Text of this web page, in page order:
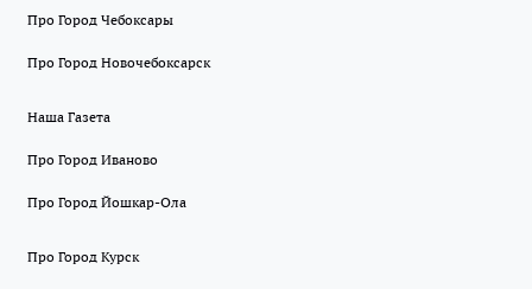
Про Город Чебоксары
Про Город Новочебоксарск
Наша Газета
Про Город Иваново
Про Город Йошкар-Ола
Про Город Курск